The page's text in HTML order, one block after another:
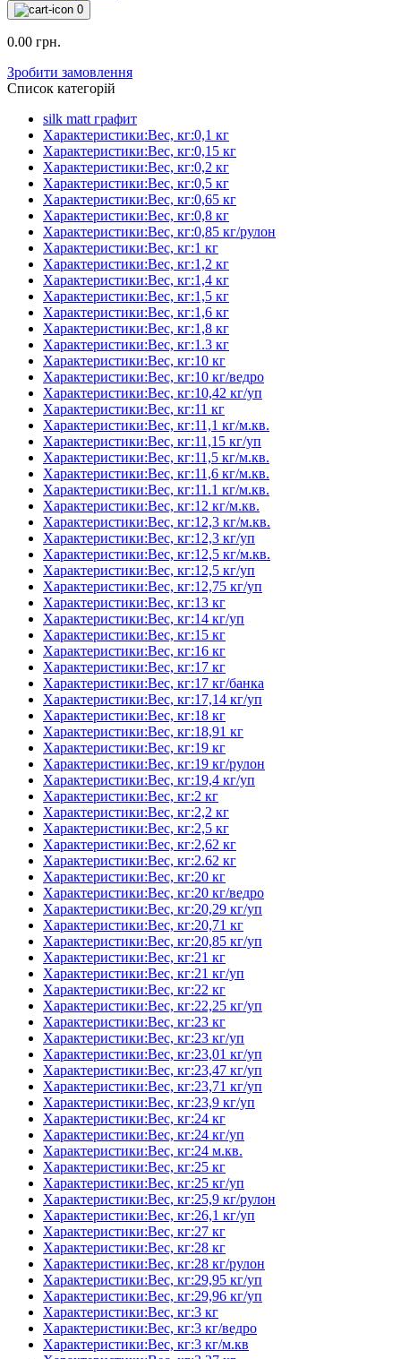
0
0.00 грн.
Зробити замовлення
Список категорій
silk matt графит
Характеристики:Вес, кг:0,1 кг
Характеристики:Вес, кг:0,15 кг
Характеристики:Вес, кг:0,2 кг
Характеристики:Вес, кг:0,5 кг
Характеристики:Вес, кг:0,65 кг
Характеристики:Вес, кг:0,8 кг
Характеристики:Вес, кг:0,85 кг/рулон
Характеристики:Вес, кг:1 кг
Характеристики:Вес, кг:1,2 кг
Характеристики:Вес, кг:1,4 кг
Характеристики:Вес, кг:1,5 кг
Характеристики:Вес, кг:1,6 кг
Характеристики:Вес, кг:1,8 кг
Характеристики:Вес, кг:1.3 кг
Характеристики:Вес, кг:10 кг
Характеристики:Вес, кг:10 кг/ведро
Характеристики:Вес, кг:10,42 кг/уп
Характеристики:Вес, кг:11 кг
Характеристики:Вес, кг:11,1 кг/м.кв.
Характеристики:Вес, кг:11,15 кг/уп
Характеристики:Вес, кг:11,5 кг/м.кв.
Характеристики:Вес, кг:11,6 кг/м.кв.
Характеристики:Вес, кг:11.1 кг/м.кв.
Характеристики:Вес, кг:12 кг/м.кв.
Характеристики:Вес, кг:12,3 кг/м.кв.
Характеристики:Вес, кг:12,3 кг/уп
Характеристики:Вес, кг:12,5 кг/м.кв.
Характеристики:Вес, кг:12,5 кг/уп
Характеристики:Вес, кг:12,75 кг/уп
Характеристики:Вес, кг:13 кг
Характеристики:Вес, кг:14 кг/уп
Характеристики:Вес, кг:15 кг
Характеристики:Вес, кг:16 кг
Характеристики:Вес, кг:17 кг
Характеристики:Вес, кг:17 кг/банка
Характеристики:Вес, кг:17,14 кг/уп
Характеристики:Вес, кг:18 кг
Характеристики:Вес, кг:18,91 кг
Характеристики:Вес, кг:19 кг
Характеристики:Вес, кг:19 кг/рулон
Характеристики:Вес, кг:19,4 кг/уп
Характеристики:Вес, кг:2 кг
Характеристики:Вес, кг:2,2 кг
Характеристики:Вес, кг:2,5 кг
Характеристики:Вес, кг:2,62 кг
Характеристики:Вес, кг:2.62 кг
Характеристики:Вес, кг:20 кг
Характеристики:Вес, кг:20 кг/ведро
Характеристики:Вес, кг:20,29 кг/уп
Характеристики:Вес, кг:20,71 кг
Характеристики:Вес, кг:20,85 кг/уп
Характеристики:Вес, кг:21 кг
Характеристики:Вес, кг:21 кг/уп
Характеристики:Вес, кг:22 кг
Характеристики:Вес, кг:22,25 кг/уп
Характеристики:Вес, кг:23 кг
Характеристики:Вес, кг:23 кг/уп
Характеристики:Вес, кг:23,01 кг/уп
Характеристики:Вес, кг:23,47 кг/уп
Характеристики:Вес, кг:23,71 кг/уп
Характеристики:Вес, кг:23,9 кг/уп
Характеристики:Вес, кг:24 кг
Характеристики:Вес, кг:24 кг/уп
Характеристики:Вес, кг:24 м.кв.
Характеристики:Вес, кг:25 кг
Характеристики:Вес, кг:25 кг/уп
Характеристики:Вес, кг:25,9 кг/рулон
Характеристики:Вес, кг:26,1 кг/уп
Характеристики:Вес, кг:27 кг
Характеристики:Вес, кг:28 кг
Характеристики:Вес, кг:28 кг/рулон
Характеристики:Вес, кг:29,95 кг/уп
Характеристики:Вес, кг:29,96 кг/уп
Характеристики:Вес, кг:3 кг
Характеристики:Вес, кг:3 кг/ведро
Характеристики:Вес, кг:3 кг/м.кв